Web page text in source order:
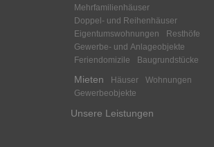
Mehrfamilienhäuser
Doppel- und Reihenhäuser
Eigentumswohnungen
Resthöfe
Gewerbe- und Anlageobjekte
Feriendomizile
Baugrundstücke
Mieten Häuser
Wohnungen
Gewerbeobjekte
Unsere Leistungen